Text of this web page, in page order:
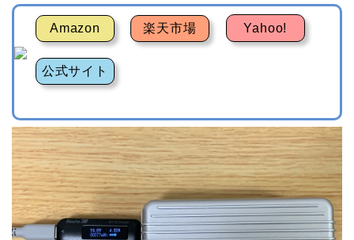
Amazon 楽天市場 Yahoo!
公式サイト